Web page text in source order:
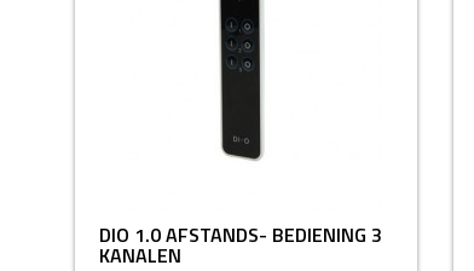
DIO 1.0 AFSTANDS- BEDIENING 3
KANALEN